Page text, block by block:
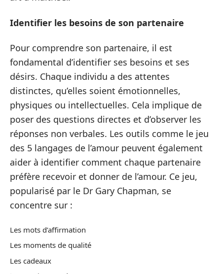
Identifier les besoins de son partenaire
Pour comprendre son partenaire, il est
fondamental d’identifier ses besoins et ses
désirs. Chaque individu a des attentes
distinctes, qu’elles soient émotionnelles,
physiques ou intellectuelles. Cela implique de
poser des questions directes et d’observer les
réponses non verbales. Les outils comme le jeu
des 5 langages de l’amour peuvent également
aider à identifier comment chaque partenaire
préfère recevoir et donner de l’amour. Ce jeu,
popularisé par le Dr Gary Chapman, se
concentre sur :
Les mots d’affirmation
Les moments de qualité
Les cadeaux